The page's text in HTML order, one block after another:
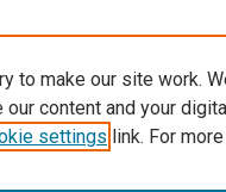
to make our site work.
content and your
settings link. For